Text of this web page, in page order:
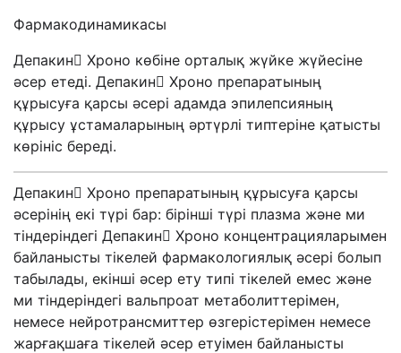
Фармакодинамикасы
Депакин Хроно көбіне орталық жүйке жүйесіне
әсер етеді. Депакин Хроно препаратының
құрысуға қарсы әсері адамда эпилепсияның
құрысу ұстамаларының әртүрлі типтеріне қатысты
көрініс береді.
Депакин Хроно препаратының құрысуға қарсы
әсерінің екі түрі бар: бірінші түрі плазма және ми
тіндеріндегі Депакин Хроно концентрацияларымен
байланысты тікелей фармакологиялық әсері болып
табылады, екінші әсер ету типі тікелей емес және
ми тіндеріндегі вальпроат метаболиттерімен,
немесе нейротрансмиттер өзгерістерімен немесе
жарғақшаға тікелей әсер етуімен байланысты